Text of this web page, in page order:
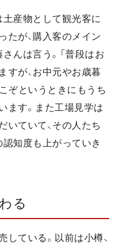
土産物として観光客に
たが、購入客のメイン
んは言う。「普段はお
すが、お中元やお歳暮
ぞというときにもうち
ます。また工場見学は
いていて、その人たち
認知度も上がっていき
る
ている。以前は小樽、